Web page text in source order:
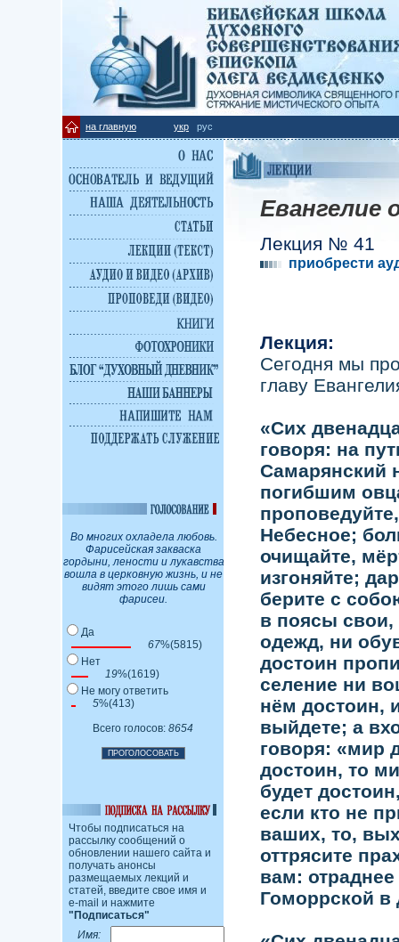
на главную укр рус
Во многих охладела любовь.
Фарисейская закваска
гордыни, лености и лукавства
вошла в церковную жизнь, и не
видят этого лишь сами
фарисеи.
Да
67%(5815)
Нет
19%(1619)
Не могу ответить
5%(413)
Всего голосов: 8654
Чтобы подписаться на
рассылку сообщений о
обновлении нашего сайта и
получать анонсы
размещаемых лекций и
статей, введите свое имя и
e-mail и нажмите
"Подписаться"
Имя:
Евангелие
Лекция № 41
приобрести
Лекция:
Сегодня мы
главу
«Сих
говоря: на
Самарянский
погибшим
Небесное;
очищайте,
изгоняйте;
берите с
в поясы свои,
одежд, ни
достоин
селение ни
нём достоин,
выйдете; а
говоря: «мир
достоин, то
будет
если кто не
ваших, то,
оттрясите
вам:
Гоморрской в